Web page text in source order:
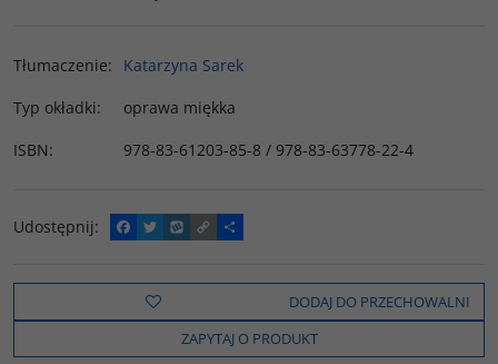
Tłumaczenie:
Katarzyna Sarek
Typ okładki:
oprawa miękka
ISBN: 978-83-61203-85-8 / 978-83-63778-22-4
Udostępnij:
F
a
e
o
k
T
w
t
t
e
W
y
o
C
o
y
i
n
k
P
o
z
e
l
s
DODAJ DO PRZECHOWALNI
ZAPYTAJ O PRODUKT